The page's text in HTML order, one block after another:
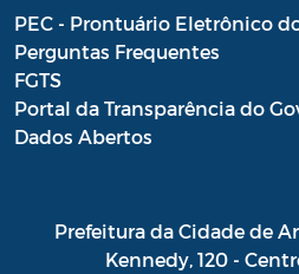
PEC - Prontuário Eletrônico
Perguntas Frequentes
FGTS
Portal da Transparência do
Dados Abertos
Prefeitura da Cidade de
Kennedy, 120 -